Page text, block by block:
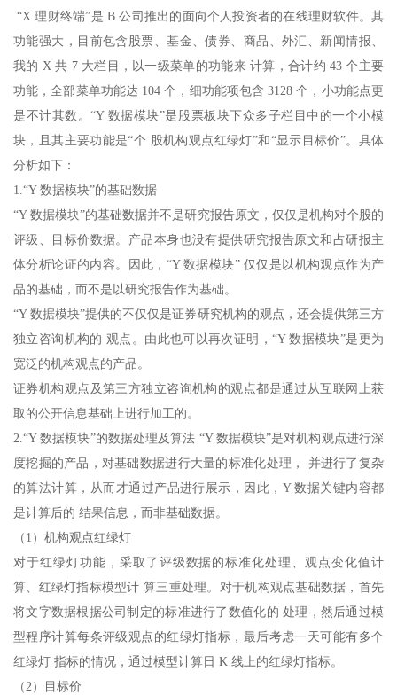
“X 理财终端”是 B 公司推出的面向个人投资者的在线理财软件。其
功能强大，目前包含股票、基金、债券、商品、外汇、新闻情报、
我的 X 共 7 大栏目，以一级菜单的功能来 计算，合计约 43 个主要
功能，全部菜单功能达 104 个，细功能项包含 3128 个，小功能点更
是不计其数。“Y 数据模块”是股票板块下众多子栏目中的一个小模
块，且其主要功能是“个 股机构观点红绿灯”和“显示目标价”。具体
分析如下：
1.“Y 数据模块”的基础数据
“Y 数据模块”的基础数据并不是研究报告原文，仅仅是机构对个股的
评级、目标价数据。产品本身也没有提供研究报告原文和占研报主
体分析论证的内容。因此，“Y 数据模块” 仅仅是以机构观点作为产
品的基础，而不是以研究报告作为基础。
“Y 数据模块”提供的不仅仅是证券研究机构的观点，还会提供第三方
独立咨询机构的 观点。由此也可以再次证明，“Y 数据模块”是更为
宽泛的机构观点的产品。
证券机构观点及第三方独立咨询机构的观点都是通过从互联网上获
取的公开信息基础上进行加工的。
2.“Y 数据模块”的数据处理及算法 “Y 数据模块”是对机构观点进行深
度挖掘的产品，对基础数据进行大量的标准化处理， 并进行了复杂
的算法计算，从而才通过产品进行展示，因此，Y 数据关键内容都
是计算后的 结果信息，而非基础数据。
（1）机构观点红绿灯
对于红绿灯功能，采取了评级数据的标准化处理、观点变化值计
算、红绿灯指标模型计 算三重处理。对于机构观点基础数据，首先
将文字数据根据公司制定的标准进行了数值化的 处理，然后通过模
型程序计算每条评级观点的红绿灯指标，最后考虑一天可能有多个
红绿灯 指标的情况，通过模型计算日 K 线上的红绿灯指标。
（2）目标价